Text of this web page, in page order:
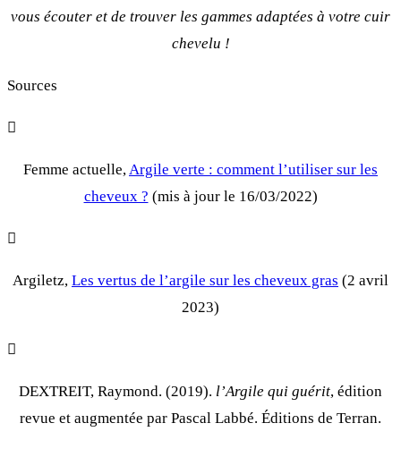
vous écouter et de trouver les gammes adaptées à votre cuir
chevelu !
Sources
Femme actuelle,Argile verte : comment l’utiliser sur les
cheveux ? (mis à jour le 16/03/2022)
Argiletz, Les vertus de l’argile sur les cheveux gras (2 avril
2023)
DEXTREIT, Raymond. (2019). l’Argile qui guérit, édition
revue et augmentée par Pascal Labbé. Éditions de Terran.